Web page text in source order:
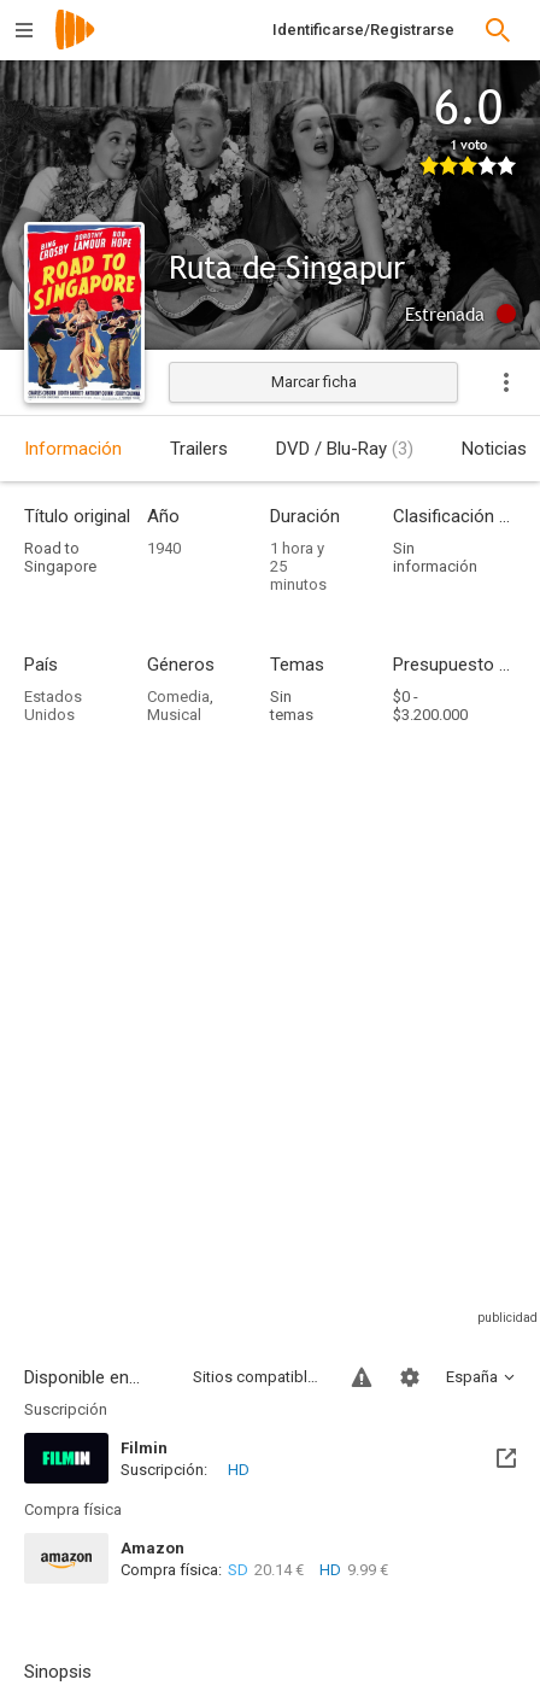
Identificarse/Registrarse
6.0
1 voto
Ruta de Singapur
Estrenada
Marcar ficha
Información Trailers DVD / Blu-Ray (3) Noticias
Título original
Road to
Singapore
Año
1940
Duración
1 hora y
25
minutos
Clasificación por edades
Sin
información
País
Estados
Unidos
Géneros
Comedia,
Musical
Temas
Sin
temas
Presupuesto - Ingresos
$0 -
$3.200.000
Disponible en... España
Sitios compatibles
Suscripción
Filmin
Disponible hasta el Mié, 31 Dic 2031 (Quedan 5 años)
Suscripción: HD
Compra física
Amazon
Compra física: SD 20.14 € HD 9.99 €
Sinopsis